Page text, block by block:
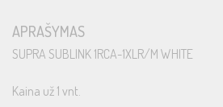
APRAŠYMAS
SUPRA SUBLINK 1RCA-1XLR/M WHITE
Kaina už 1 vnt.